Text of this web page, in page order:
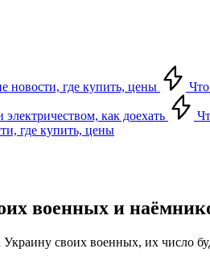
новости, где купить, цены
как доехать
где купить, цены
военных и
своих военных, их число